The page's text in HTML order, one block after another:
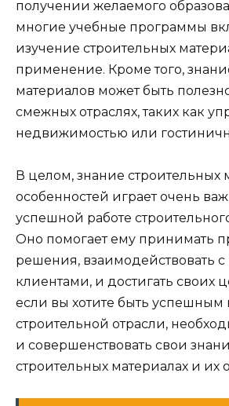
получении желаемого
многие учебные программы
изучение строительных
применение. Кроме того,
материалов может быть
смежных отраслях, таких как
недвижимостью или
В целом, знание строительных
особенностей играет очень
успешной работе
Оно помогает ему принимать
решения, взаимодействовать
клиентами, и достигать своих
если вы хотите быть успешным
строительной отрасли,
и совершенствовать свои
строительных материалах и их